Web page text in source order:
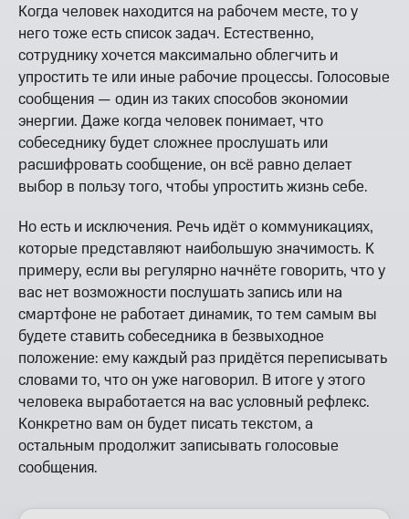
Когда человек находится на рабочем месте, то у
него тоже есть список задач. Естественно,
сотруднику хочется максимально облегчить и
упростить те или иные рабочие процессы. Голосовые
сообщения — один из таких способов экономии
энергии. Даже когда человек понимает, что
собеседнику будет сложнее прослушать или
расшифровать сообщение, он всё равно делает
выбор в пользу того, чтобы упростить жизнь себе.
Но есть и исключения. Речь идёт о коммуникациях,
которые представляют наибольшую значимость. К
примеру, если вы регулярно начнёте говорить, что у
вас нет возможности послушать запись или на
смартфоне не работает динамик, то тем самым вы
будете ставить собеседника в безвыходное
положение: ему каждый раз придётся переписывать
словами то, что он уже наговорил. В итоге у этого
человека выработается на вас условный рефлекс.
Конкретно вам он будет писать текстом, а
остальным продолжит записывать голосовые
сообщения.